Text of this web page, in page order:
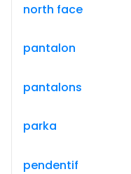
north face
pantalon
pantalons
parka
pendentif